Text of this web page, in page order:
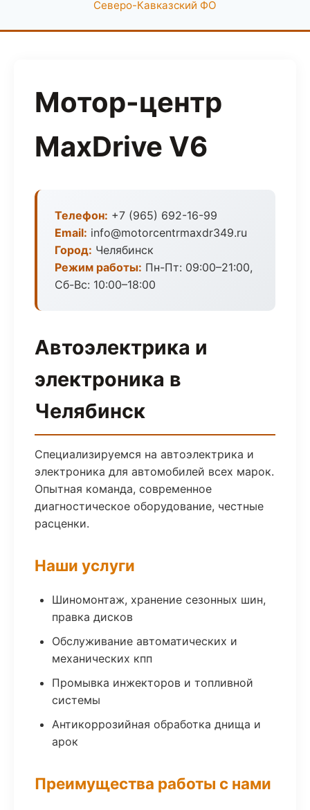
Северо-Кавказский ФО
Мотор-центр
MaxDrive V6
Телефон: +7 (965) 692-16-99
Email: info@motorcentrmaxdr349.ru
Город: Челябинск
Режим работы: Пн-Пт: 09:00–21:00,
Сб-Вс: 10:00–18:00
Автоэлектрика и
электроника в
Челябинск
Специализируемся на автоэлектрика и
электроника для автомобилей всех марок.
Опытная команда, современное
диагностическое оборудование, честные
расценки.
Наши услуги
Шиномонтаж, хранение сезонных шин,
правка дисков
Обслуживание автоматических и
механических кпп
Промывка инжекторов и топливной
системы
Антикоррозийная обработка днища и
арок
Преимущества работы с нами